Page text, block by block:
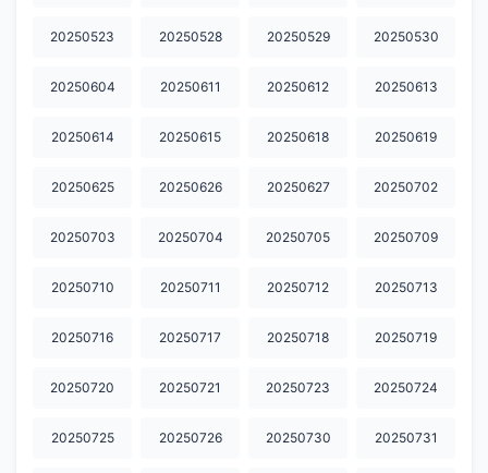
20250523 20250528 20250529 20250530
20250604 20250611 20250612 20250613
20250614 20250615 20250618 20250619
20250625 20250626 20250627 20250702
20250703 20250704 20250705 20250709
20250710 20250711 20250712 20250713
20250716 20250717 20250718 20250719
20250720 20250721 20250723 20250724
20250725 20250726 20250730 20250731